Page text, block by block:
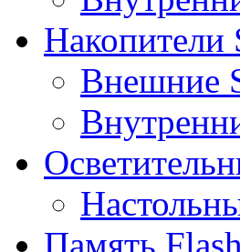
Накопители
Внешние